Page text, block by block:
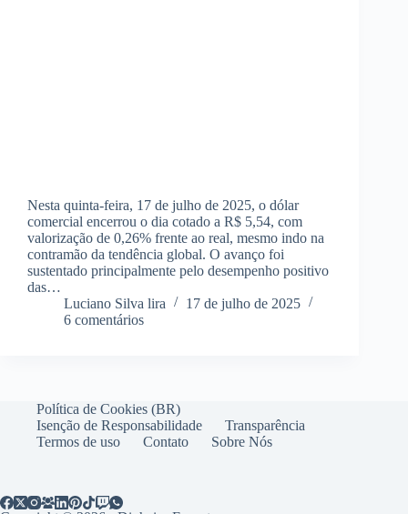
Nesta quinta-feira, 17 de julho de 2025, o dólar
comercial encerrou o dia cotado a R$ 5,54, com
valorização de 0,26% frente ao real, mesmo indo na
contramão da tendência global. O avanço foi
sustentado principalmente pelo desempenho positivo
das…
Luciano Silva lira
17 de julho de 2025
6 comentários
Política de Cookies (BR)
Isenção de Responsabilidade
Transparência
Termos de uso
Contato Sobre Nós